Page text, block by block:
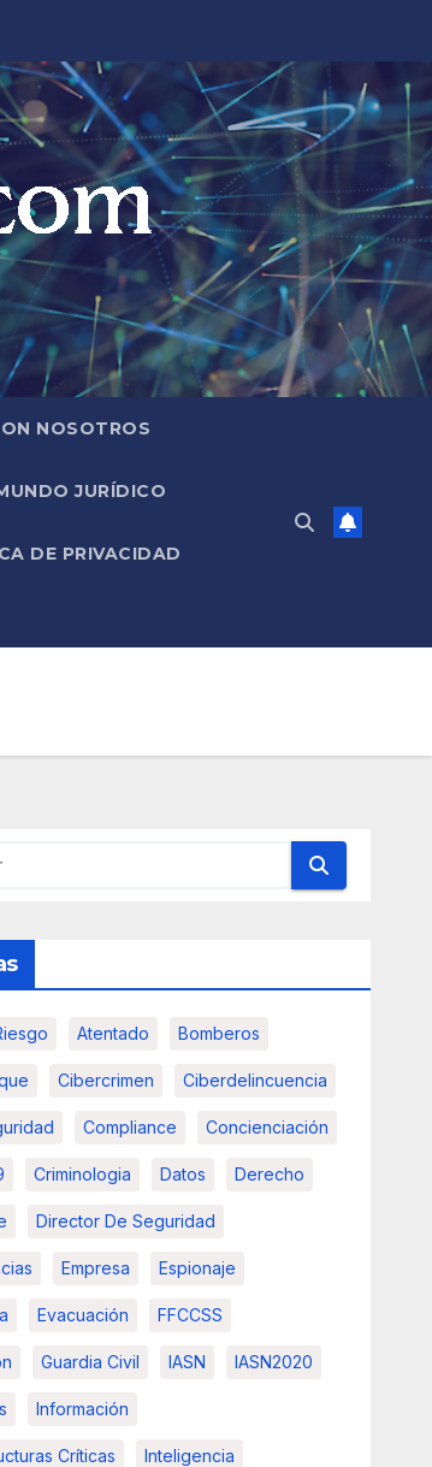
NOSOTROS
JURÍDICO
DE PRIVACIDAD
Atentado Bomberos
Cibercrimen Ciberdelincuencia
Compliance Concienciación
Criminologia Datos Derecho
Director De Seguridad
Empresa Espionaje
Evacuación FFCCSS
Guardia Civil IASN IASN2020
Información
Críticas Inteligencia